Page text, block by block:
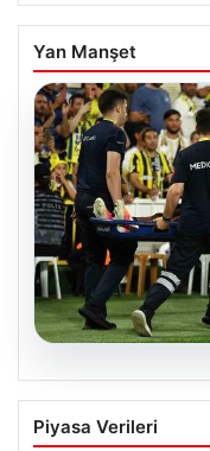
Yan Manşet
05.08.2026
Piyasa Verileri